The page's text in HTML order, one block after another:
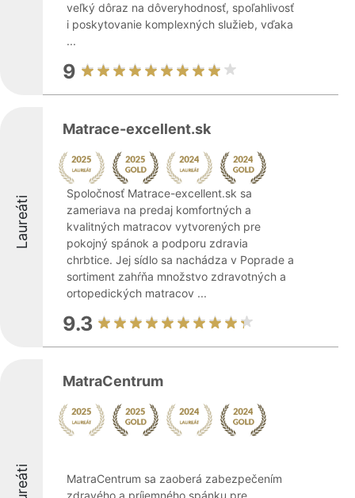
veľký dôraz na dôveryhodnosť, spoľahlivosť
i poskytovanie komplexných služieb, vďaka
...
9
Laureáti
Matrace-excellent.sk
Spoločnosť Matrace-excellent.sk sa
zameriava na predaj komfortných a
kvalitných matracov vytvorených pre
pokojný spánok a podporu zdravia
chrbtice. Jej sídlo sa nachádza v Poprade a
sortiment zahŕňa množstvo zdravotných a
ortopedických matracov ...
9.3
MatraCentrum
MatraCentrum sa zaoberá zabezpečením
zdravého a príjemného spánku pre